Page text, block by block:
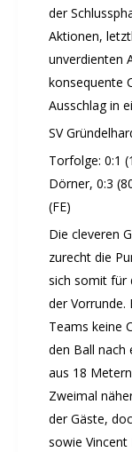
der
Aktionen,
unverdienten
konsequente
Ausschlag in
SV
Torfolge: 0:1
Dörner, 0:3
(FE)
Die cleveren
zurecht die
sich somit für
der Vorrunde.
Teams keine
den Ball nach
aus 18
Zweimal
der Gäste,
sowie Vincent